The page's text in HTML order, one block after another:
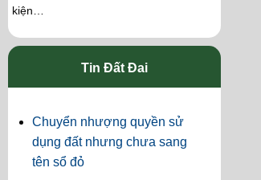
kiện…
Tin Đất Đai
Chuyển nhượng quyền sử
dụng đất nhưng chưa sang
tên sổ đỏ